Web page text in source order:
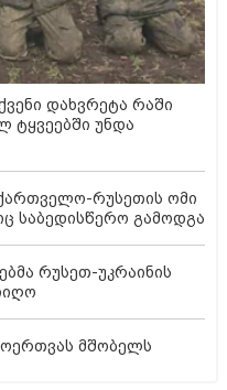
დახვრეტა რაში
ტყვეებში უნდა
რუსეთის ომი
საბედისწერო გამოდგა
რუსეთ-უკრაინის
მშობელს